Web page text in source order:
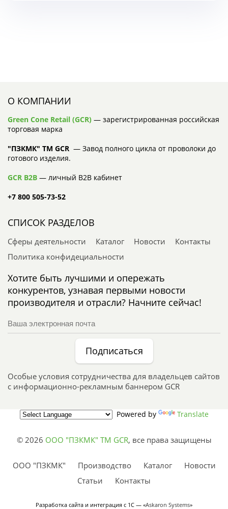
О КОМПАНИИ
Green Cone Retail (GCR) — зарегистрированная российская
торговая марка
"ПЗКМК" TM GCR — Завод полного цикла от проволоки до
готового изделия.
GCR B2B — личный B2B кабинет
+7 800 505-73-52
СПИСОК РАЗДЕЛОВ
Сферы деятельности Каталог Новости
Контакты
Политика конфидециальности
Хотите быть лучшими и опережать
конкурентов, узнавая первыми новости
производителя и отрасли? Начните сейчас!
Подписаться
Особые условия сотрудничества для владельцев сайтов
с информационно-рекламным баннером GCR
Powered by Translate
© 2026 ООО "ПЗКМК" TM GCR, все права защищены
ООО "ПЗКМК" Производство Каталог
Новости
Статьи
Контакты
Разработка сайта и интеграция с 1С — «Askaron Systems»